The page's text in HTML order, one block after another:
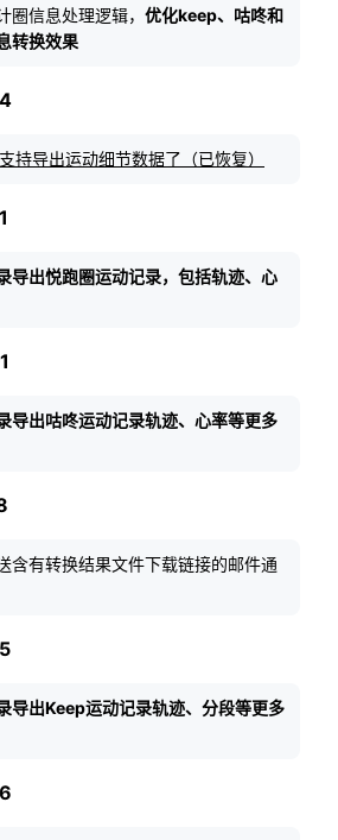
圈信息处理逻辑， 优化keep、咕咚和
转换效果
持导出运动细节数据了（已恢复）
导出悦跑圈运动记录，包括轨迹、心
导出咕咚运动记录轨迹、心率等更多
含有转换结果文件下载链接的邮件通
导出Keep运动记录轨迹、分段等更多